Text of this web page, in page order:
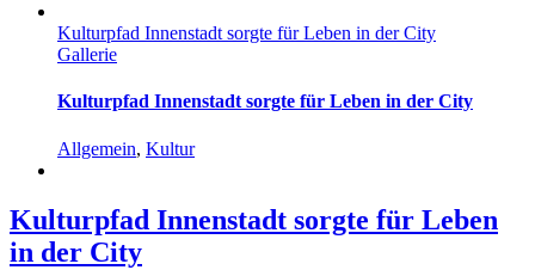
Kulturpfad Innenstadt sorgte für Leben in der City
Gallerie
Kulturpfad Innenstadt sorgte für Leben in der City
Allgemein, Kultur
Kulturpfad Innenstadt sorgte für Leben
in der City